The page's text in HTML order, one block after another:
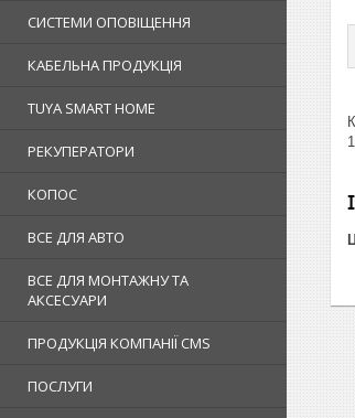
СИСТЕМИ ОПОВІЩЕННЯ
КАБЕЛЬНА ПРОДУКЦІЯ
TUYA SMART HOME
РЕКУПЕРАТОРИ
КОПОС
ВСЕ ДЛЯ АВТО
ВСЕ ДЛЯ МОНТАЖНУ ТА
АКСЕСУАРИ
ПРОДУКЦІЯ КОМПАНІЇ CMS
ПОСЛУГИ